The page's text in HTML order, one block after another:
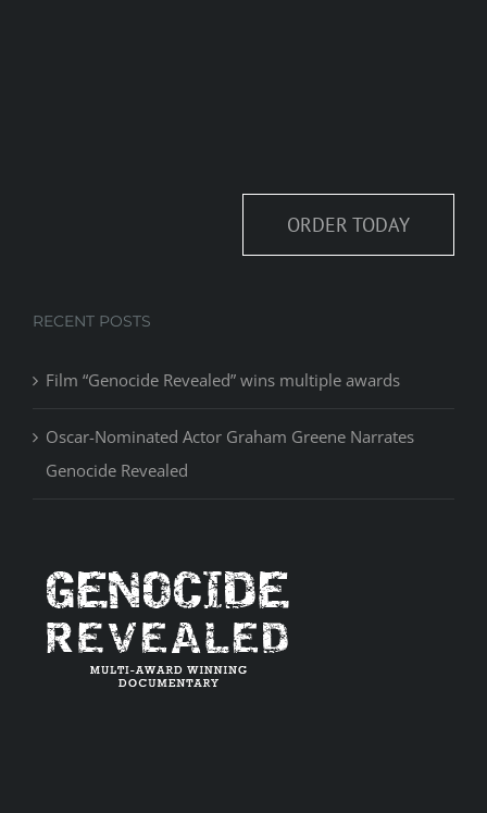
ORDER TODAY
RECENT POSTS
Film “Genocide Revealed” wins multiple awards
Oscar-Nominated Actor Graham Greene Narrates
Genocide Revealed